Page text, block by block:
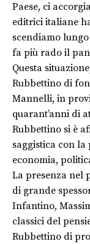
Paese, ci
editrici italiane
scendiamo
fa più rado il
Questa
Rubbettino di
Mannelli, in
quarant’anni di
Rubbettino si è
saggistica con
economia,
La presenza nel
di grande
Infantino,
classici del
Rubbettino di